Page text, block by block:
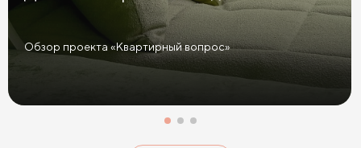
Прикроватные тумбы графит
Желтые прикроватные тумбы
Красные прикроватные тумбы
Обзор проекта «Квартирный вопрос»